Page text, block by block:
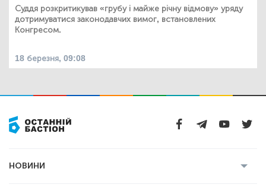
Суддя розкритикував «грубу і майже річну відмову» уряду
дотримуватися законодавчих вимог, встановлених
Конгресом.
18 березня, 09:08
НОВИНИ